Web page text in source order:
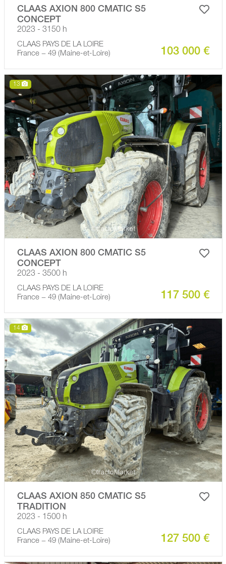
CLAAS AXION 800 CMATIC S5
CONCEPT
2023 - 3150 h
CLAAS PAYS DE LA LOIRE
France − 49 (Maine-et-Loire)
103 000 €
13
CLAAS AXION 800 CMATIC S5
CONCEPT
2023 - 3500 h
CLAAS PAYS DE LA LOIRE
France − 49 (Maine-et-Loire)
117 500 €
14
CLAAS AXION 850 CMATIC S5
TRADITION
2023 - 1500 h
CLAAS PAYS DE LA LOIRE
France − 49 (Maine-et-Loire)
127 500 €